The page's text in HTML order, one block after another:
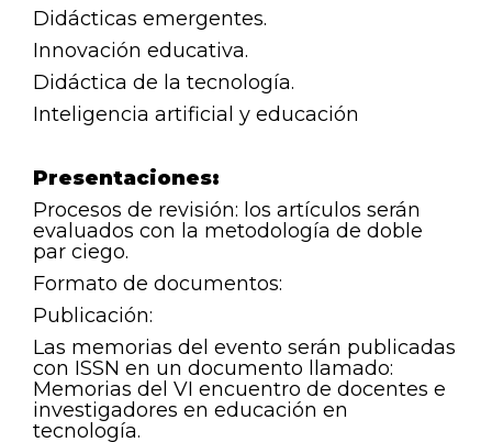
Didácticas emergentes.
Innovación educativa.
Didáctica de la tecnología.
Inteligencia artificial y educación
Presentaciones:
Procesos de revisión: los artículos serán
evaluados con la metodología de doble
par ciego.
Formato de documentos:
Publicación:
Las memorias del evento serán publicadas
con ISSN en un documento llamado:
Memorias del VI encuentro de docentes e
investigadores en educación en
tecnología.